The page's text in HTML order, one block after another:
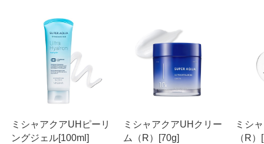
ミシャアクアUHピーリ
ングジェル[100ml]
ミシャアクアUHクリー
ム（R）[70g]
ミシ
（R